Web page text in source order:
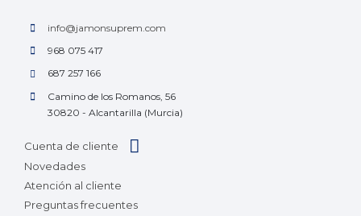
info@jamonsuprem.com
968 075 417
687 257 166
Camino de los Romanos, 56
30820 - Alcantarilla (Murcia)
Cuenta de cliente
Novedades
Atención al cliente
Preguntas frecuentes